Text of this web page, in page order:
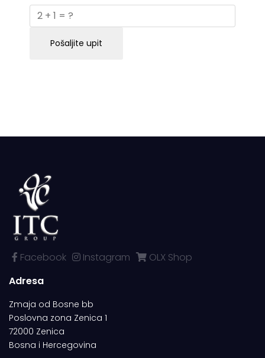
Pošaljite upit
Facebook Instagram
OLX Shop
Adresa
Zmaja od Bosne bb
Poslovna zona Zenica 1
72000 Zenica
Bosna i Hercegovina